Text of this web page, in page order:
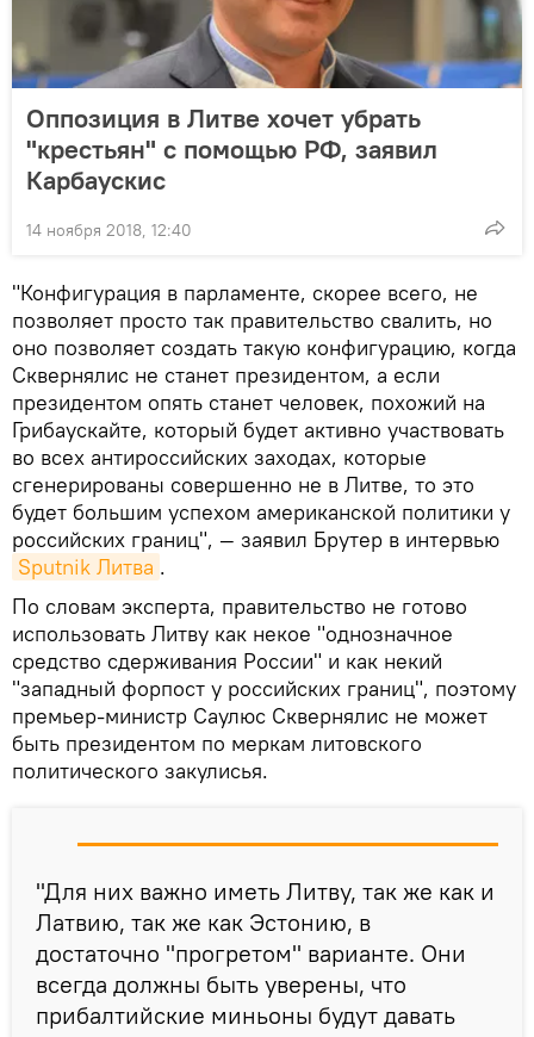
Оппозиция в Литве хочет убрать
"крестьян" с помощью РФ, заявил
Карбаускис
14 ноября 2018, 12:40
"Конфигурация в парламенте, скорее всего, не
позволяет просто так правительство свалить, но
оно позволяет создать такую конфигурацию, когда
Сквернялис не станет президентом, а если
президентом опять станет человек, похожий на
Грибаускайте, который будет активно участвовать
во всех антироссийских заходах, которые
сгенерированы совершенно не в Литве, то это
будет большим успехом американской политики у
российских границ", — заявил Брутер в интервью
Sputnik Литва .
По словам эксперта, правительство не готово
использовать Литву как некое "однозначное
средство сдерживания России" и как некий
"западный форпост у российских границ", поэтому
премьер-министр Саулюс Сквернялис не может
быть президентом по меркам литовского
политического закулисья.
"Для них важно иметь Литву, так же как и
Латвию, так же как Эстонию, в
достаточно "прогретом" варианте. Они
всегда должны быть уверены, что
прибалтийские миньоны будут давать